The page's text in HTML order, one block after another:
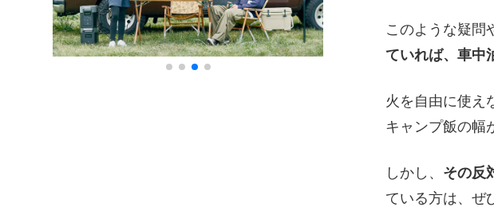
このような疑問
ていれば、車中
火を自由に使え
キャンプ飯の幅
しかし、 その反
ている方は、ぜ